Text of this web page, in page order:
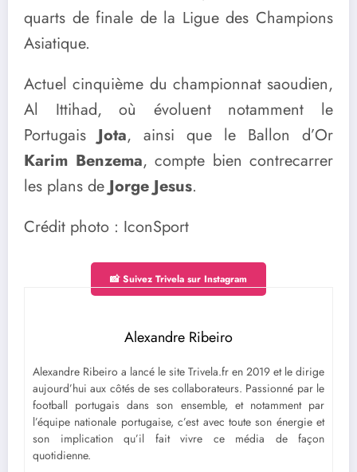
quarts de finale de la Ligue des Champions
Asiatique.
Actuel cinquième du championnat saoudien,
Al Ittihad, où évoluent notamment le
Portugais Jota, ainsi que le Ballon d’Or
Karim Benzema, compte bien contrecarrer
les plans de Jorge Jesus.
Crédit photo : IconSport
📸 Suivez Trivela sur Instagram
Alexandre Ribeiro
Alexandre Ribeiro a lancé le site Trivela.fr en 2019 et le dirige
aujourd’hui aux côtés de ses collaborateurs. Passionné par le
football portugais dans son ensemble, et notamment par
l’équipe nationale portugaise, c’est avec toute son énergie et
son implication qu’il fait vivre ce média de façon
quotidienne.